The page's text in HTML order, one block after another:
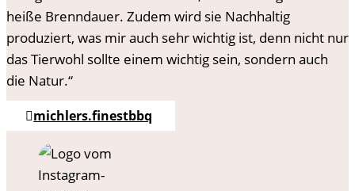
heiße Brenndauer. Zudem wird sie Nachhaltig
produziert, was mir auch sehr wichtig ist, denn nicht nur
das Tierwohl sollte einem wichtig sein, sondern auch
die Natur.“
michlers.finestbbq